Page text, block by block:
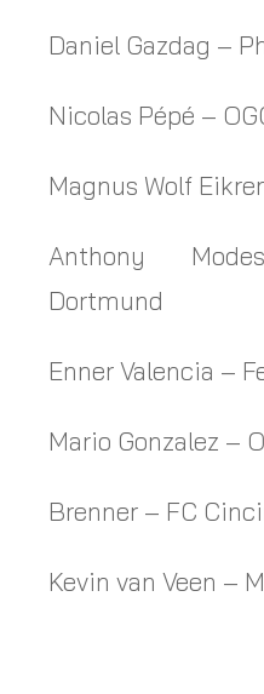
Daniel Gazdag –
Nicolas Pépé –
Magnus Wolf
Anthony
Dortmund
Enner Valencia –
Mario Gonzalez –
Brenner – FC
Kevin van Veen –